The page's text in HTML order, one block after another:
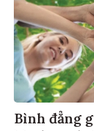
Bình đẳng